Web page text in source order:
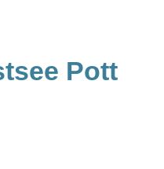
Pott